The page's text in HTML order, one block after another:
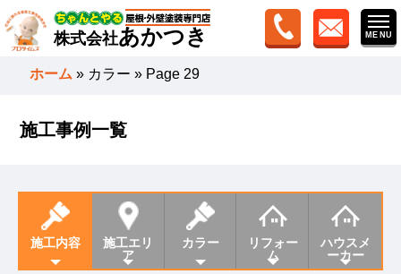
株式会社あかつき
ホーム » カラー » Page 29
施工事例一覧
施工内容
施工エリ
ア
カラー
リフォー
ム
ハウスメ
ーカー